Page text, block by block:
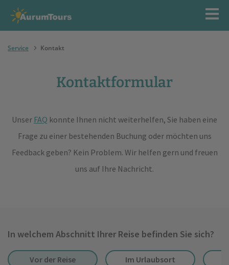
Service Kontakt
Kontaktformular
Unser FAQ konnte Ihnen nicht weiterhelfen, Sie haben eine
Frage zu einer bestehenden Buchung oder möchten uns
Feedback geben? Kein Problem. Wir helfen gern und freuen
uns auf Ihre Nachricht.
In welchem Abschnitt Ihrer Reise befinden Sie sich?
Vor der Reise Im Urlaubsort